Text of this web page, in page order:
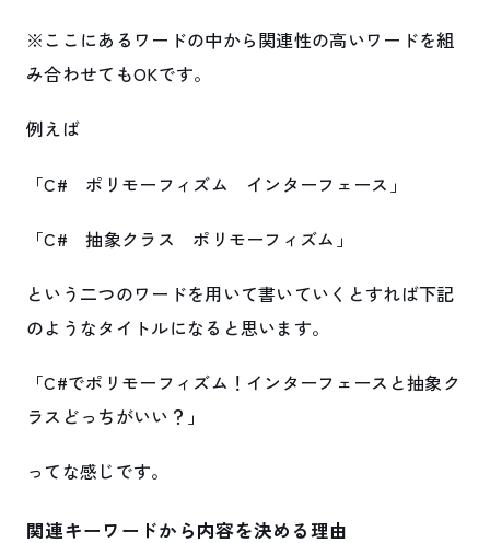
※ここにあるワードの中から関連性の高いワードを組
み合わせてもOKです。
例えば
「C# ポリモーフィズム インターフェース」
「C# 抽象クラス ポリモーフィズム」
という二つのワードを用いて書いていくとすれば下記
のようなタイトルになると思います。
「C#でポリモーフィズム！インターフェースと抽象ク
ラスどっちがいい？」
ってな感じです。
関連キーワードから内容を決める理由